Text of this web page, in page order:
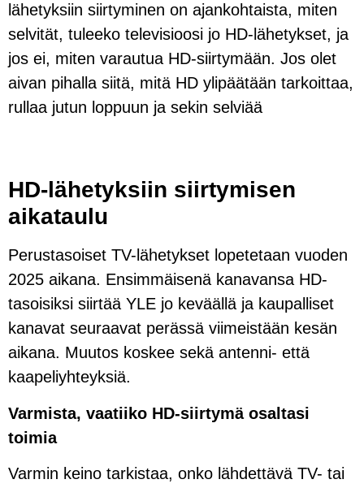
lähetyksiin siirtyminen on ajankohtaista, miten
selvität, tuleeko televisioosi jo HD-lähetykset, ja
jos ei, miten varautua HD-siirtymään. Jos olet
aivan pihalla siitä, mitä HD ylipäätään tarkoittaa,
rullaa jutun loppuun ja sekin selviää
HD-lähetyksiin siirtymisen
aikataulu
Perustasoiset TV-lähetykset lopetetaan vuoden
2025 aikana. Ensimmäisenä kanavansa HD-
tasoisiksi siirtää YLE jo keväällä ja kaupalliset
kanavat seuraavat perässä viimeistään kesän
aikana. Muutos koskee sekä antenni- että
kaapeliyhteyksiä.
Varmista, vaatiiko HD-siirtymä osaltasi
toimia
Varmin keino tarkistaa, onko lähdettävä TV- tai